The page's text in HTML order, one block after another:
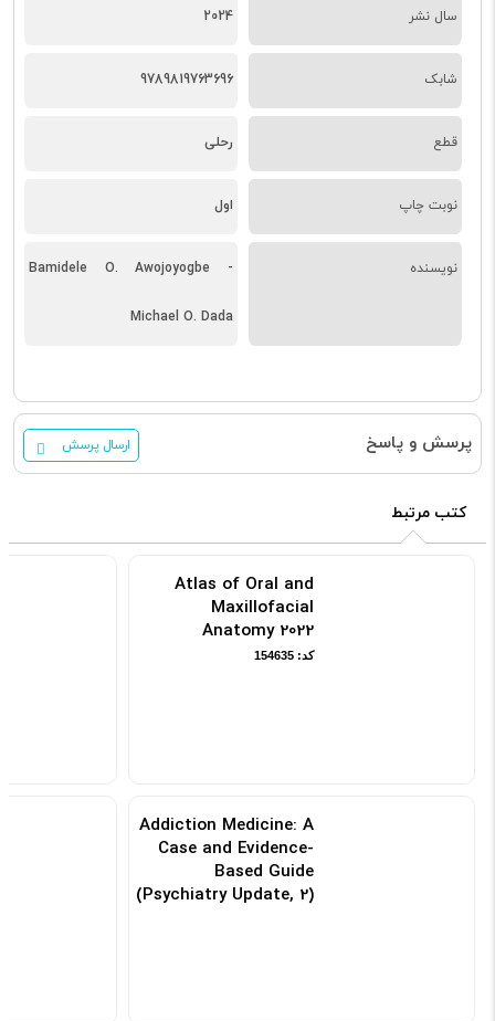
سال نشر 2024
شابک 9789819763696
قطع رحلی
نوبت چاپ اول
نویسنده Bamidele O. Awojoyogbe -
Michael O. Dada
پرسش و پاسخ ارسال پرسش
کتب مرتبط
Atlas of Oral and
Maxillofacial
Anatomy 2022
کد: 154635
Addiction Medicine: A
Case and Evidence-
Based Guide
(Psychiatry Update, 2)